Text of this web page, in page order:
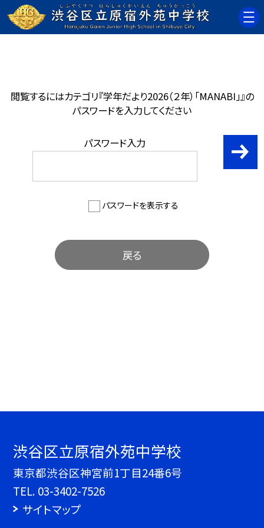
閲覧するにはカテゴリ『学年だより2026（２年）「MANABI」』の
パスワードを入力してください
パスワード入力
パスワードを表示する
戻る
渋谷区立原宿外苑中学校
東京都渋谷区神宮前1丁目24番6号
TEL. 03-3402-7526
サイトマップ